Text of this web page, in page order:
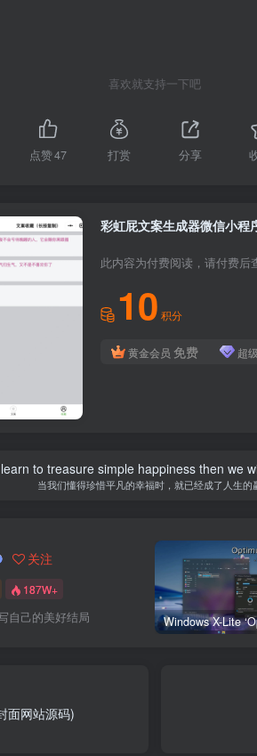
喜欢就支持一下吧
点赞47 打赏 分享
彩虹屁文案生成器微信小程
此内容为付费阅读，请付费后
10 积分
黄金会员 免费 超
to treasure simple happiness then we
当我们懂得珍惜平凡的幸福时，就已经成了人生的
关注
187W+
自己的美好结局
面网站源码)